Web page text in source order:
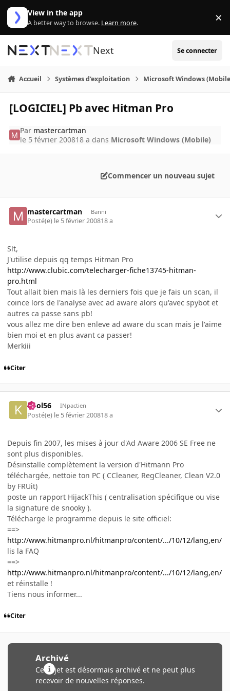
Aller au contenu
View in the app
A better way to browse. Learn more. ×
Next Se connecter
Accueil Systèmes d'exploitation Microsoft Windows
[LOGICIEL] Pb avec Hitman Pro
Par mastercartman
le 5 février 200818 a dans Microsoft Windows (Mobile)
Commencer un nouveau sujet
mastercartman Banni
Posté(e) le 5 février 200818 a
Slt,
J'utilise depuis qq temps Hitman Pro
http://www.clubic.com/telecharger-fiche13745-hitman-
pro.html
Tout allait bien mais là les derniers fois que je fais un scan, il
coince lors de l'analyse avec ad aware alors qu'avec spybot et
autres ca passe sans pb!
vous allez me dire ben enleve ad aware du scan mais je l'aime
bien moi et en plus avant ca passer!
Merkiii
Citer
kool56 INpactien
Posté(e) le 5 février 200818 a
Depuis fin 2007, les mises à jour d'Ad Aware 2006 SE Free ne
sont plus disponibles.
Désinstalle complètement la version d'Hitmann Pro
téléchargée, nettoie ton PC ( CCleaner, RegCleaner, Clean V2.0
by FRUit)
poste un rapport HijackThis ( centralisation spécifique ou vise
la signature de snooky ).
Télécharge le programme depuis le site officiel:
==>
http://www.hitmanpro.nl/hitmanpro/content/.../10/12/lang,en/
lis la FAQ
==>
http://www.hitmanpro.nl/hitmanpro/content/.../10/12/lang,en/
et réinstalle !
Tiens nous informer...
Citer
Archivé
Ce sujet est désormais archivé et ne peut plus
recevoir de nouvelles réponses.